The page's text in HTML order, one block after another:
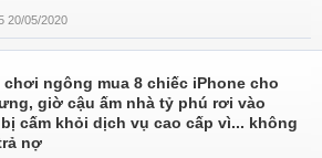
20/05/2020
ngông mua 8 chiếc iPhone cho
giờ cậu ấm nhà tỷ phú rơi vào
cấm khỏi dịch vụ cao cấp vì... không
nợ